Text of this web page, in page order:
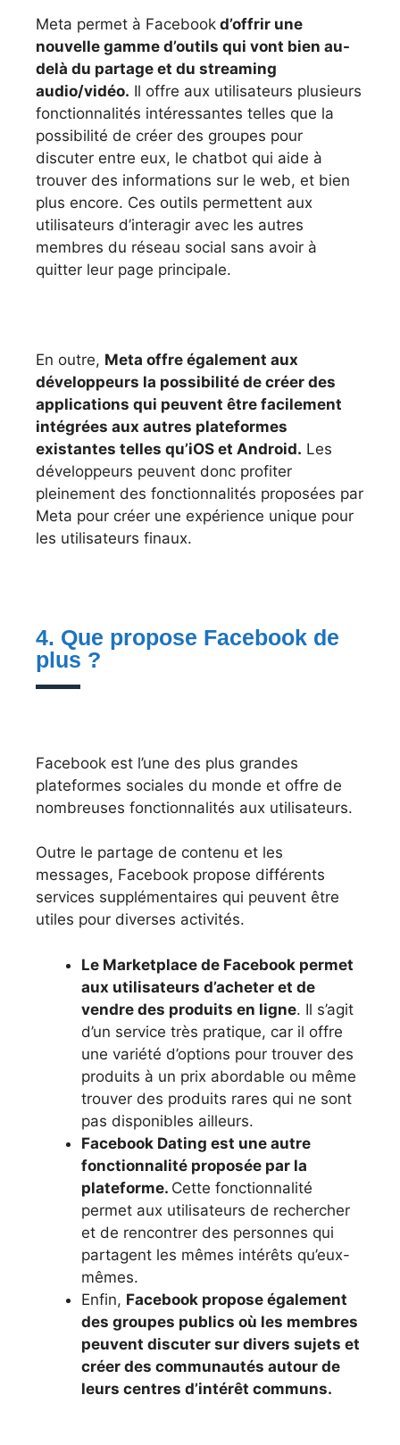
Meta permet à Facebook d’offrir une
nouvelle gamme d’outils qui vont bien au-
delà du partage et du streaming
audio/vidéo. Il offre aux utilisateurs plusieurs
fonctionnalités intéressantes telles que la
possibilité de créer des groupes pour
discuter entre eux, le chatbot qui aide à
trouver des informations sur le web, et bien
plus encore. Ces outils permettent aux
utilisateurs d’interagir avec les autres
membres du réseau social sans avoir à
quitter leur page principale.
En outre, Meta offre également aux
développeurs la possibilité de créer des
applications qui peuvent être facilement
intégrées aux autres plateformes
existantes telles qu’iOS et Android. Les
développeurs peuvent donc profiter
pleinement des fonctionnalités proposées par
Meta pour créer une expérience unique pour
les utilisateurs finaux.
4. Que propose Facebook de
plus ?
Facebook est l’une des plus grandes
plateformes sociales du monde et offre de
nombreuses fonctionnalités aux utilisateurs.
Outre le partage de contenu et les
messages, Facebook propose différents
services supplémentaires qui peuvent être
utiles pour diverses activités.
Le Marketplace de Facebook permet
aux utilisateurs d’acheter et de
vendre des produits en ligne. Il s’agit
d’un service très pratique, car il offre
une variété d’options pour trouver des
produits à un prix abordable ou même
trouver des produits rares qui ne sont
pas disponibles ailleurs.
Facebook Dating est une autre
fonctionnalité proposée par la
plateforme. Cette fonctionnalité
permet aux utilisateurs de rechercher
et de rencontrer des personnes qui
partagent les mêmes intérêts qu’eux-
mêmes.
Enfin, Facebook propose également
des groupes publics où les membres
peuvent discuter sur divers sujets et
créer des communautés autour de
leurs centres d’intérêt communs.